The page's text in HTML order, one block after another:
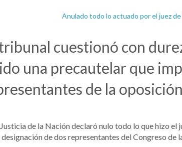
cuestionó con
una precautelar que
de la
de la Nación declaró nulo todo lo que hizo
de dos representantes del Congreso de